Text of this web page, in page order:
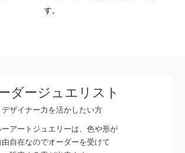
す。
ダージュエリスト
デザイナー力を活かしたい方
ーアートジュエリーは、色や形が
由自在なのでオーダーを受けて